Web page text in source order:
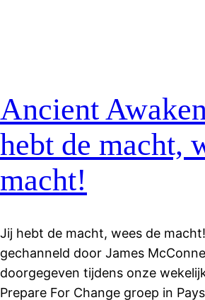
Ancient
hebt de macht,
macht!
Jij hebt de macht, wees de
gechanneld door James
doorgegeven tijdens onze
Prepare For Change groep in